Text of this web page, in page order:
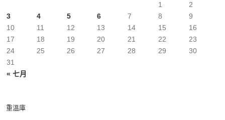
« 七月
1
2
3
4 5 6 7 8
9
10
11 12 13 14 15
16
17
18 19 20 21 22
23
24
25 26 27 28 29
30
31
重溫庫